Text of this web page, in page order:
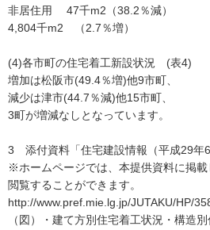
非居住用 47千m2（38.2
4,804千m2 （2.7％増）
(4)各市町の住宅着工新設状況 (
増加は松阪市(49.4％増)他9市町、
減少は津市(44.7％減)他15市町、
3町が増減なしとなっています。
3 添付資料「住宅建設情報（平成29年6
※ホームページでは、本提供資料に掲
閲覧することができます。
http://www.pref.mie.lg.jp/JUTAKU/HP/
（図）・建て方別住宅着工状況・構造